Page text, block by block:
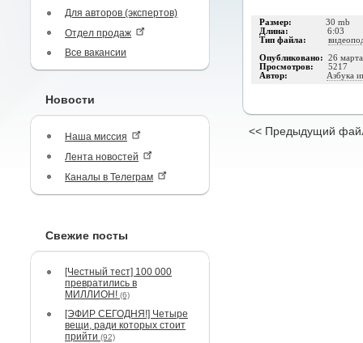
Для авторов (экспертов)
Отдел продаж
Все вакансии
Новости
Наша миссия
Лента новостей
Каналы в Телеграм
Свежие посты
[Честный тест] 100 000
превратились в
МИЛЛИОН! (6)
[ЭФИР СЕГОДНЯ!] Четыре
вещи, ради которых стоит
прийти (92)
Размер: 30 mb
Длина: 6:03
Тип файла:
Опубликовано: 26
Просмотров: 5217
Автор: Азбука
<< Предыдущий